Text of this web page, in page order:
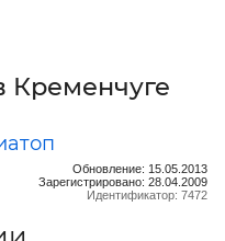
Кременчуге
Обновление: 15.05.2013
Зарегистрировано: 28.04.2009
Идентификатор: 7472